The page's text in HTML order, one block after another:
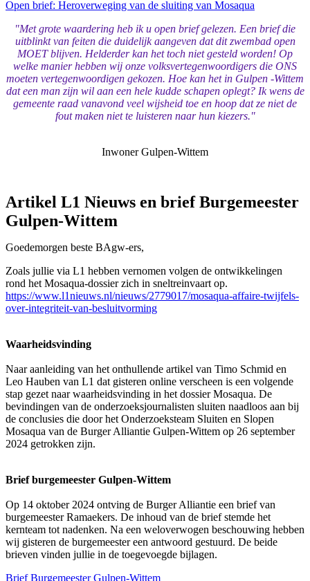
Open brief: Heroverweging van de sluiting van Mosaqua
"Met grote waardering heb ik u open brief gelezen. Een brief die
uitblinkt van feiten die duidelijk aangeven dat dit zwembad open
MOET blijven. Helderder kan het toch niet gesteld worden! Op
welke manier hebben wij onze volksvertegenwoordigers die ONS
moeten vertegenwoordigen gekozen. Hoe kan het in Gulpen -Wittem
dat een man zijn wil aan een hele kudde schapen oplegt? Ik wens de
gemeente raad vanavond veel wijsheid toe en hoop dat ze niet de
fout maken niet te luisteren naar hun kiezers."
Inwoner Gulpen-Wittem
Artikel L1 Nieuws en brief Burgemeester
Gulpen-Wittem
Goedemorgen beste BAgw-ers,
Zoals jullie via L1 hebben vernomen volgen de ontwikkelingen
rond het Mosaqua-dossier zich in sneltreinvaart op.
https://www.l1nieuws.nl/nieuws/2779017/mosaqua-affaire-twijfels-
over-integriteit-van-besluitvorming
Waarheidsvinding
Naar aanleiding van het onthullende artikel van Timo Schmid en
Leo Hauben van L1 dat gisteren online verscheen is een volgende
stap gezet naar waarheidsvinding in het dossier Mosaqua. De
bevindingen van de onderzoeksjournalisten sluiten naadloos aan bij
de conclusies die door het Onderzoeksteam Sluiten en Slopen
Mosaqua van de Burger Alliantie Gulpen-Wittem op 26 september
2024 getrokken zijn.
Brief burgemeester Gulpen-Wittem
Op 14 oktober 2024 ontving de Burger Alliantie een brief van
burgemeester Ramaekers. De inhoud van de brief stemde het
kernteam tot nadenken. Na een weloverwogen beschouwing hebben
wij gisteren de burgemeester een antwoord gestuurd. De beide
brieven vinden jullie in de toegevoegde bijlagen.
Brief Burgemeester Gulpen-Wittem